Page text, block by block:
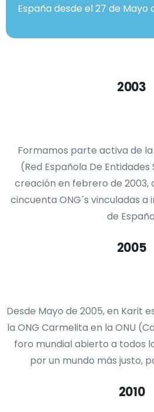
España desde el 27 de Mayo
2003
Formamos parte activa de la
(Red Española De
creación en febrero de 2003,
cincuenta ONG´s vinculadas a
de
2005
Desde Mayo de 2005, en Karit
la ONG Carmelita en la ONU
foro mundial abierto a todos
por un mundo más justo,
2010